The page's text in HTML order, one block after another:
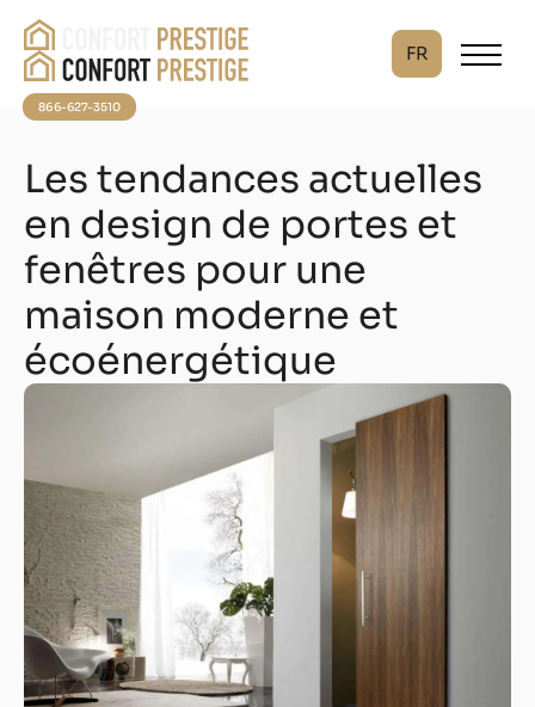
FR
866-627-3510
Les tendances actuelles
en design de portes et
fenêtres pour une
maison moderne et
écoénergétique